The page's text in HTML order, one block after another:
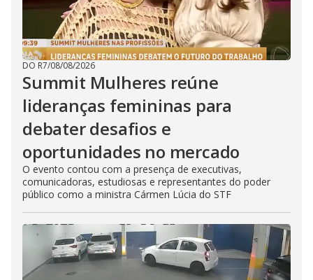
DO R7/08/08/2026
Summit Mulheres reúne
lideranças femininas para
debater desafios e
oportunidades no mercado
O evento contou com a presença de executivas,
comunicadoras, estudiosas e representantes do poder
público como a ministra Cármen Lúcia do STF